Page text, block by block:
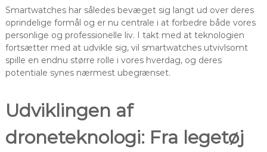
Smartwatches har således bevæget sig langt ud over deres
oprindelige formål og er nu centrale i at forbedre både vores
personlige og professionelle liv. I takt med at teknologien
fortsætter med at udvikle sig, vil smartwatches utvivlsomt
spille en endnu større rolle i vores hverdag, og deres
potentiale synes nærmest ubegrænset.
Udviklingen af
droneteknologi: Fra legetøj